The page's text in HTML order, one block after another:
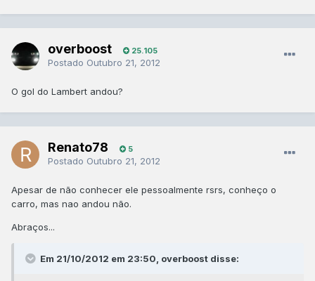
overboost 25.105
Postado Outubro 21, 2012
O gol do Lambert andou?
Renato78 5
Postado Outubro 21, 2012
Apesar de não conhecer ele pessoalmente rsrs, conheço o
carro, mas nao andou não.
Abraços...
Em 21/10/2012 em 23:50, overboost disse: